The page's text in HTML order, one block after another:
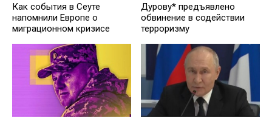
Как события в Сеуте
напомнили Европе о
миграционном кризисе
Дурову* предъявлено
обвинение в содействии
терроризму